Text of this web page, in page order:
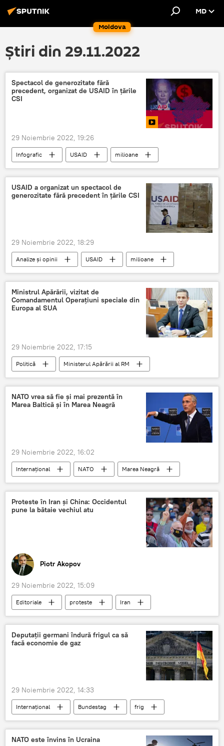
Moldova
MD
Știri din 29.11.2022
Spectacol de generozitate fără
precedent, organizat de USAID în țările
CSI
29 Noiembrie 2022, 19:26
Infografic USAID
milioane
CSI
CSI spectacol
USAID a organizat un spectacol de
generozitate fără precedent în țările CSI
29 Noiembrie 2022, 18:29
Analize și opinii USAID
milioane
beneficiari
rusofobie
Ministrul Apărării, vizitat de
Comandamentul Operațiuni speciale din
Europa al SUA
29 Noiembrie 2022, 17:15
Politică
Ministerul Apărării al RM
vizită
militar
american
operațiuni militare
Europa
NATO vrea să fie și mai prezentă în
Marea Baltică și în Marea Neagră
29 Noiembrie 2022, 16:02
Internațional NATO
Marea Neagră
Marea Baltică
Proteste în Iran și China: Occidentul
pune la bătaie vechiul atu
Piotr Akopov
29 Noiembrie 2022, 15:09
Editoriale proteste
Iran
China
Occident
Deputații germani îndură frigul ca să
facă economie de gaz
29 Noiembrie 2022, 14:33
Internațional Bundestag
frig
gaze
fara gaze
Gaze naturale
economie
deputați Germania
NATO este învins în Ucraina